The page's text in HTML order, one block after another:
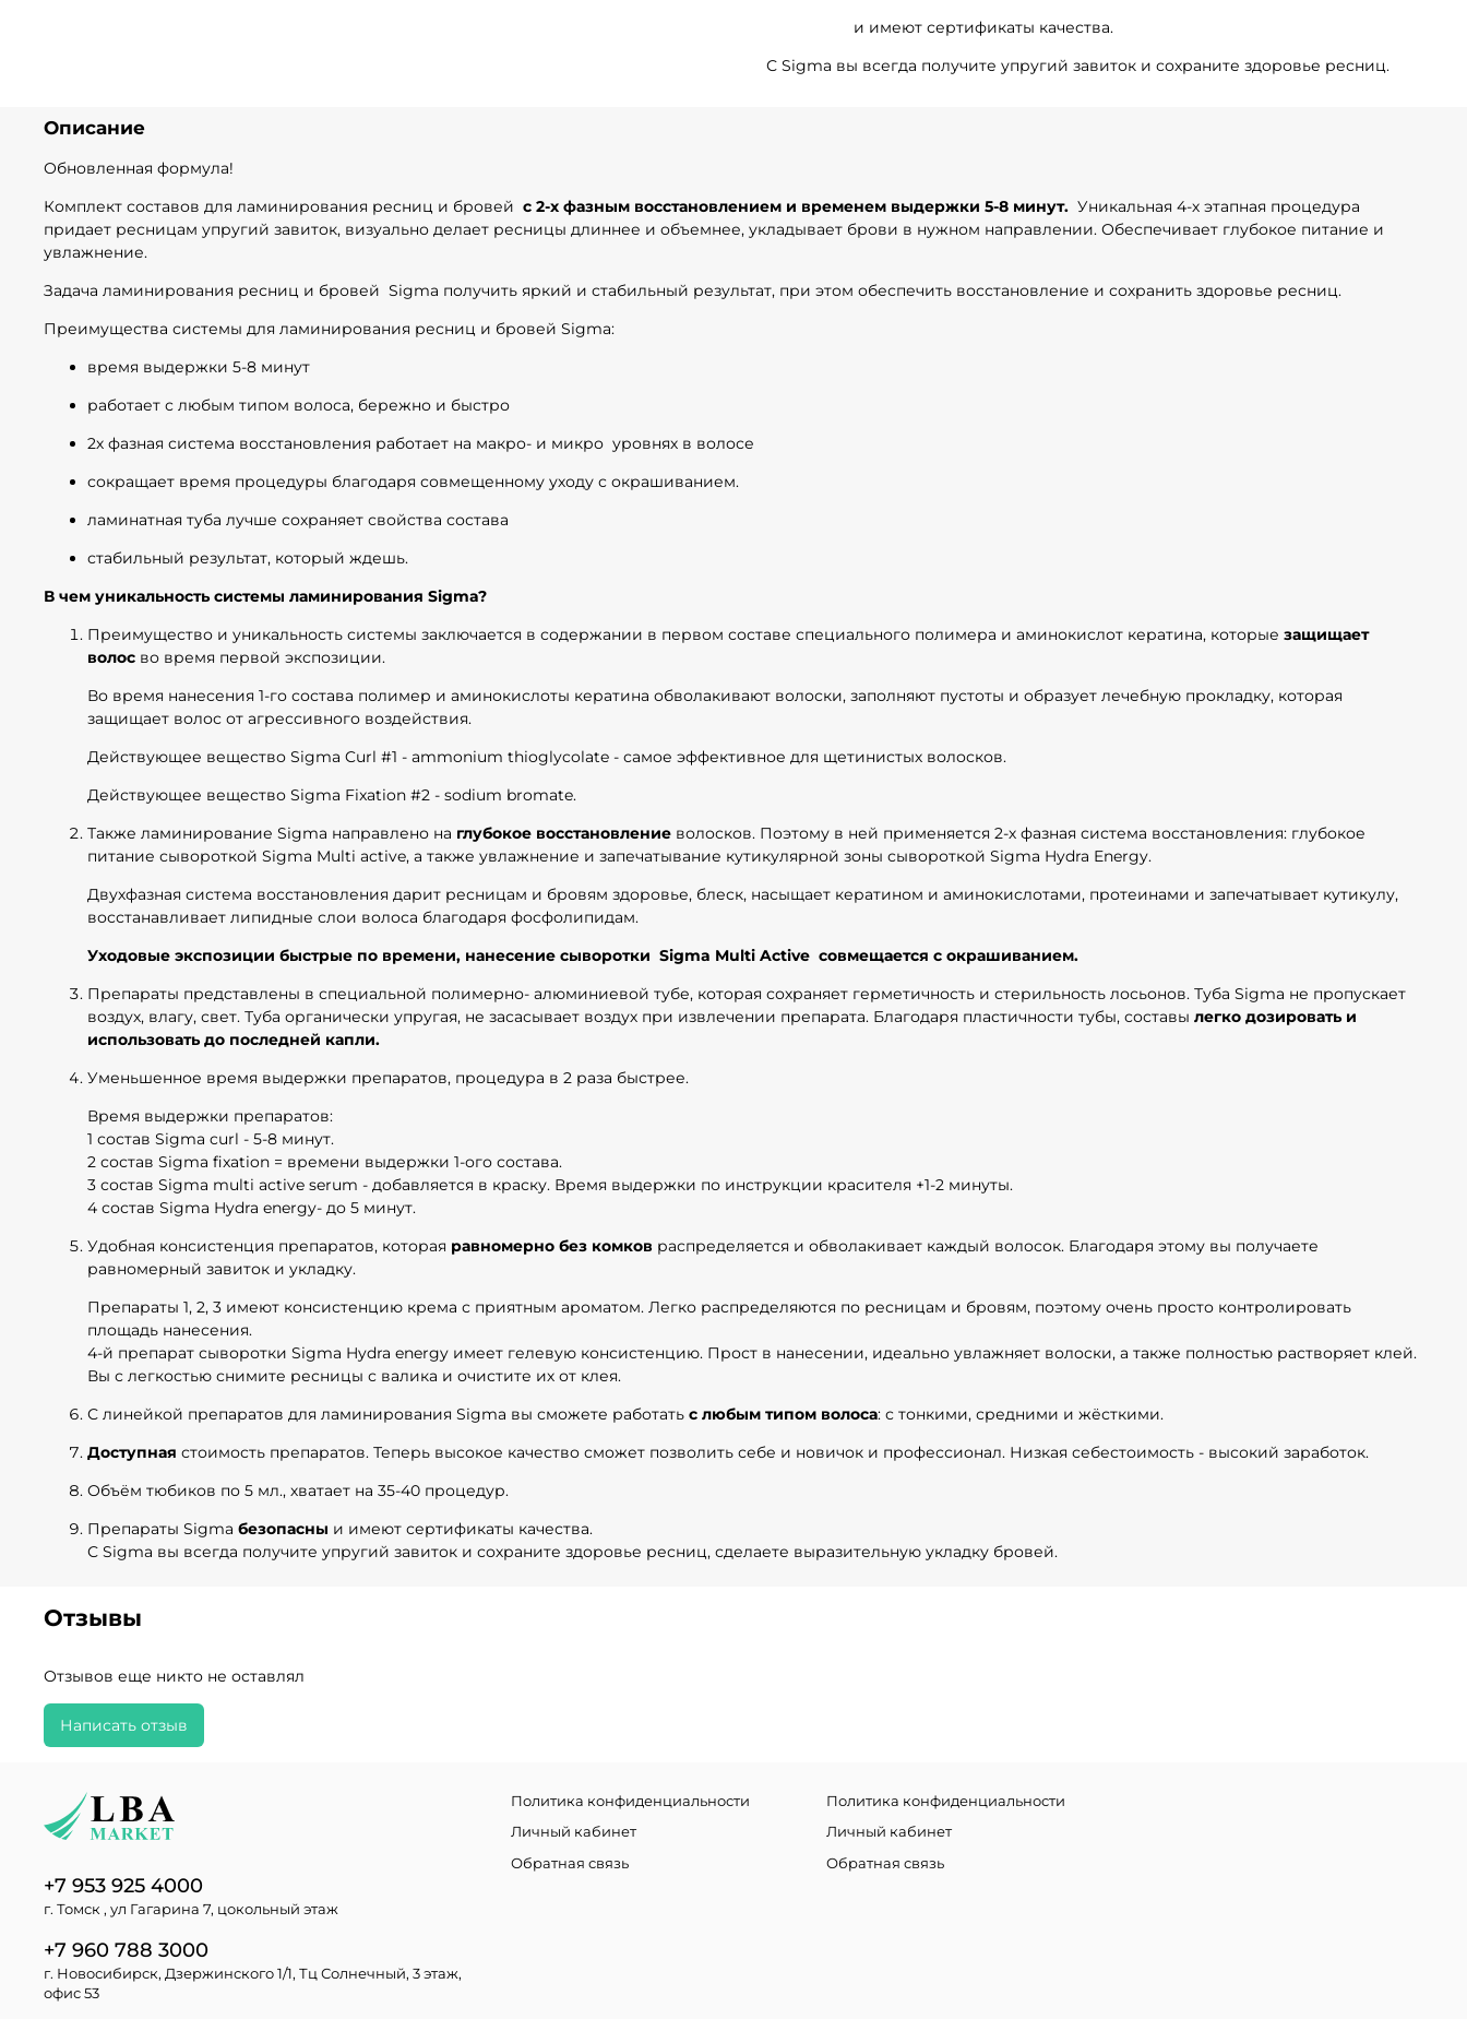
и имеют сертификаты качества.
С Sigma вы всегда получите упругий завиток и сохраните здоровье ресниц.
Описание
Обновленная формула!
Комплект составов для ламинирования ресниц и бровей с 2-х фазным восстановлением и временем выдержки 5-8 минут. Уникальная 4-х этапная процедура
придает ресницам упругий завиток, визуально делает ресницы длиннее и объемнее, укладывает брови в нужном направлении. Обеспечивает глубокое питание и
увлажнение.
Задача ламинирования ресниц и бровей Sigma получить яркий и стабильный результат, при этом обеспечить восстановление и сохранить здоровье ресниц.
Преимущества системы для ламинирования ресниц и бровей Sigma:
время выдержки 5-8 минут
работает с любым типом волоса, бережно и быстро
2х фазная система восстановления работает на макро- и микро уровнях в волосе
сокращает время процедуры благодаря совмещенному уходу с окрашиванием.
ламинатная туба лучше сохраняет свойства состава
стабильный результат, который ждешь.
В чем уникальность системы ламинирования Sigma?
Преимущество и уникальность системы заключается в содержании в первом составе специального полимера и аминокислот кератина, которые защищает
волос во время первой экспозиции.
Во время нанесения 1-го состава полимер и аминокислоты кератина обволакивают волоски, заполняют пустоты и образует лечебную прокладку, которая
защищает волос от агрессивного воздействия.
Действующее вещество Sigma Curl #1 - ammonium thioglycolate - самое эффективное для щетинистых волосков.
Действующее вещество Sigma Fixation #2 - sodium bromate.
Также ламинирование Sigma направлено на глубокое восстановление волосков. Поэтому в ней применяется 2-х фазная система восстановления: глубокое
питание сывороткой Sigma Multi active, а также увлажнение и запечатывание кутикулярной зоны сывороткой Sigma Hydra Energy.
Двухфазная система восстановления дарит ресницам и бровям здоровье, блеск, насыщает кератином и аминокислотами, протеинами и запечатывает кутикулу,
восстанавливает липидные слои волоса благодаря фосфолипидам.
Уходовые экспозиции быстрые по времени, нанесение сыворотки Sigma Multi Active совмещается с окрашиванием.
Препараты представлены в специальной полимерно- алюминиевой тубе, которая сохраняет герметичность и стерильность лосьонов. Туба Sigma не пропускает
воздух, влагу, свет. Туба органически упругая, не засасывает воздух при извлечении препарата. Благодаря пластичности тубы, составы легко дозировать и
использовать до последней капли.
Уменьшенное время выдержки препаратов, процедура в 2 раза быстрее.
Время выдержки препаратов:
1 состав Sigma curl - 5-8 минут.
2 состав Sigma fixation = времени выдержки 1-ого состава.
3 состав Sigma multi active serum - добавляется в краску. Время выдержки по инструкции красителя +1-2 минуты.
4 состав Sigma Hydra energy- до 5 минут.
Удобная консистенция препаратов, которая равномерно без комков распределяется и обволакивает каждый волосок. Благодаря этому вы получаете
равномерный завиток и укладку.
Препараты 1, 2, 3 имеют консистенцию крема с приятным ароматом. Легко распределяются по ресницам и бровям, поэтому очень просто контролировать
площадь нанесения.
4-й препарат сыворотки Sigma Hydra energy имеет гелевую консистенцию. Прост в нанесении, идеально увлажняет волоски, а также полностью растворяет клей.
Вы с легкостью снимите ресницы с валика и очистите их от клея.
С линейкой препаратов для ламинирования Sigma вы сможете работать с любым типом волоса: с тонкими, средними и жёсткими.
Доступная стоимость препаратов. Теперь высокое качество сможет позволить себе и новичок и профессионал. Низкая себестоимость - высокий заработок.
Объём тюбиков по 5 мл., хватает на 35-40 процедур.
Препараты Sigma безопасны и имеют сертификаты качества.
С Sigma вы всегда получите упругий завиток и сохраните здоровье ресниц, сделаете выразительную укладку бровей.
Отзывы
Отзывов еще никто не оставлял
Написать отзыв
Политика конфиденциальности
Личный кабинет
Обратная связь
Политика конфиденциальности
Личный кабинет
Обратная связь
+7 953 925 4000
г. Томск , ул Гагарина 7, цокольный этаж
+7 960 788 3000
г. Новосибирск, Дзержинского 1/1, Тц Солнечный, 3 этаж,
офис 53